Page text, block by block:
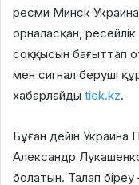
ресми Минск
орналасқан,
соққысын бағыттап
мен сигнал беруші
хабарлайды tiek.kz.
Бұған дейін Украина
Александр
болатын. Талап